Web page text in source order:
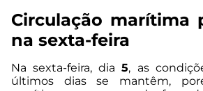
Circulação marítima
na sexta-feira
Na sexta-feira, dia5, as
últimos dias se mantêm,